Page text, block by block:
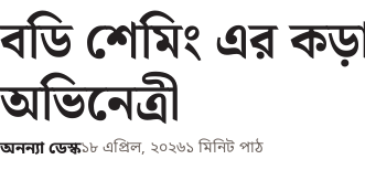
বডি শেমিং এর
অভিনেত্রী
অনন্যা ডেস্ক১৮ এপ্রিল, ২০২৬১ মিনিট পাঠ